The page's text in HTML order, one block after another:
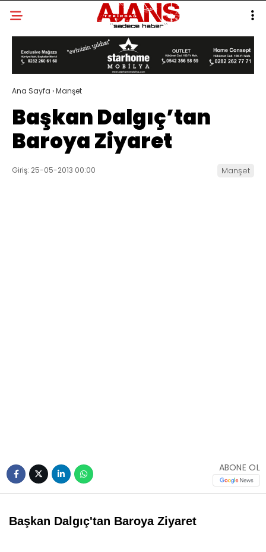
Ana Sayfa ›Manşet
Başkan Dalgıç’tan
Baroya Ziyaret
Giriş: 25-05-2013 00:00 Manşet
ABONE OL
Başkan Dalgıç'tan Baroya Ziyaret